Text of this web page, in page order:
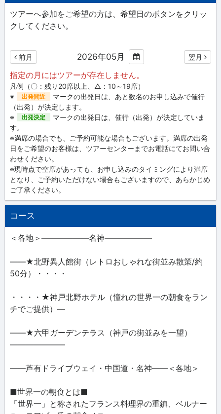
ツアーへ参加をご希望の方は、希望日のボタンをクリッ
クしてください。
前月 2026年05月 翌月
指定の月にはツアーが存在しません。
凡例（〇：残り20席以上、△：10～19席）
※
出発間近
マークの出発日は、あと数名のお申し込みで催行
（出発）が決定します。
※
出発決定
マークの出発日は、催行（出発）が決定していま
す。
※満席の場合でも、ご予約可能な場合もございます。満席の出発
日をご希望のお客様は、ツアーセンターまでお電話にてお問い合
わせください。
※現時点で空席があっても、お申し込みのタイミングにより満席
となり、ご予約いただけない場合もございますので、あらかじめ
ご了承ください。
コース
＜各地＞――――――名神――――――
――★北野異人館街（レトロおしゃれな街並み散策/約
50分）・・・・
・・・・★神戸北野ホテル（憧れの世界一の朝食をラン
チでご提供）―
――★六甲ガーデンテラス（神戸の街並みを一望）
―――――――
――芦有ドライブウェイ・中国道・名神――＜各地＞
■世界一の朝食とは■
「世界一」と称されたフランス料理界の重鎮、ベルナー